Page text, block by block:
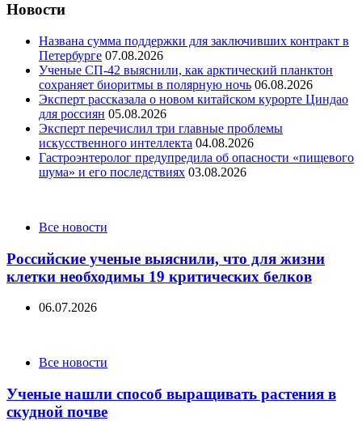
Новости
Названа сумма поддержки для заключивших контракт в
Петербурге 07.08.2026
Ученые СП-42 выяснили, как арктический планктон
сохраняет биоритмы в полярную ночь 06.08.2026
Эксперт рассказала о новом китайском курорте Циндао
для россиян 05.08.2026
Эксперт перечислил три главные проблемы
искусственного интеллекта 04.08.2026
Гастроэнтеролог предупредила об опасности «пищевого
шума» и его последствиях 03.08.2026
CategoriesВсе новости
Российские ученые выяснили, что для жизни
клетки необходимы 19 критических белков
06.07.2026
CategoriesВсе новости
Ученые нашли способ выращивать растения в
скудной почве